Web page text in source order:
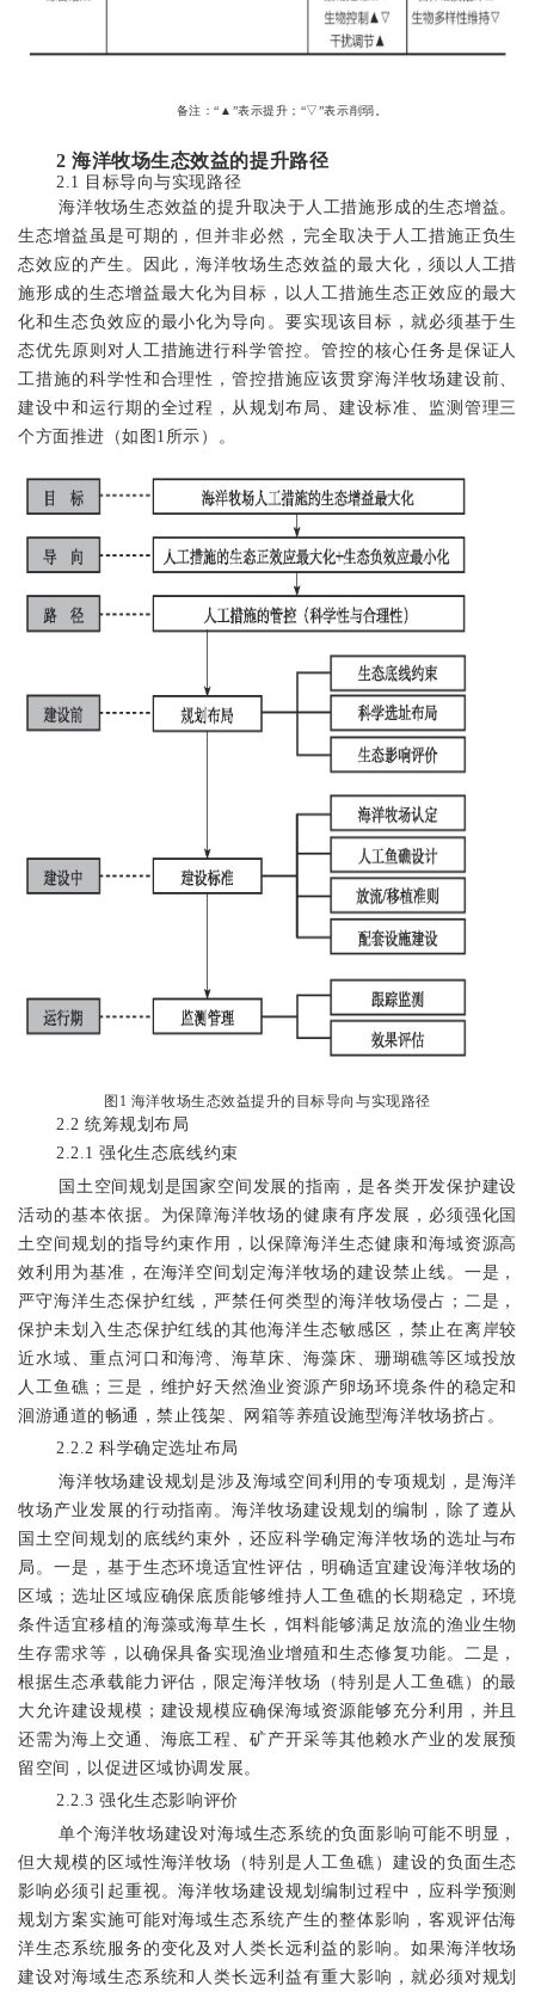
备注：“▲”表示提升；“▽”表示削弱。
2海洋牧场生态效益的提升路径
2.1 目标导向与实现路径
海洋牧场生态效益的提升取决于人工措施形成的生态增益。
生态增益虽是可期的，但并非必然，完全取决于人工措施正负生
态效应的产生。因此，海洋牧场生态效益的最大化，须以人工措
施形成的生态增益最大化为目标，以人工措施生态正效应的最大
化和生态负效应的最小化为导向。要实现该目标，就必须基于生
态优先原则对人工措施进行科学管控。管控的核心任务是保证人
工措施的科学性和合理性，管控措施应该贯穿海洋牧场建设前、
建设中和运行期的全过程，从规划布局、建设标准、监测管理三
个方面推进（如图 1 所示）。
图 1 海洋牧场生态效益提升的目标导向与实现路径
2.2统筹规划布局
2.2.1强化生态底线约束
国土空间规划是国家空间发展的指南，是各类开发保护建设
活动的基本依据。 为保障海洋牧场的健康有序发展，必须强化国
土空间规划的指导约束作用 ，以保障海洋生态健康和海域资源高
效利用为基准，在海洋空间划定海洋牧场的建设禁止线。一是，
严守海洋生态保护红线，严禁任何类型的海洋牧场侵占；二是，
保护未划入生态保护红线的其他海洋生态敏感区，禁止在离岸较
近水域、重点河口和海湾、海草床、海藻床、珊瑚礁等区域投放
人工鱼礁；三是，维护好天然渔业资源产卵场环境条件的稳定和
洄游通道的畅通，禁止筏架、网箱等养殖设施型海洋牧场挤占。
2.2.2科学确定选址布局
海洋牧场建设规划是涉及海域空间利用的专项规划，是海洋
牧场产业发展的行动指南。海洋牧场建设规划的编制，除了遵从
国土空间规划的底线约束外，还应科学确定海洋牧场的选址与布
局。一是，基于生态环境适宜性评估，明确适宜建设海洋牧场的
区域；选址区域应确保底质能够维持人工鱼礁的长期稳定，环境
条件适宜移植的海藻或海草生长，饵料能够满足放流的渔业生物
生存需求等，以确保具备实现渔业增殖和生态修复功能。二是，
根据生态承载能力评估，限定海洋牧场（特别是人工鱼礁）的最
大允许建设规模；建设规模应确保海域资源能够充分利用，并且
还需为海上交通、海底工程、矿产开采等其他赖水产业的发展预
留空间，以促进区域协调发展。
2.2.3强化生态影响评价
单个海洋牧场建设对海域生态系统的负面影响可能不明显，
但大规模的区域性海洋牧场（特别是人工鱼礁）建设的负面生态
影响必须引起重视。海洋牧场建设规划编制过程中，应科学预测
规划方案实施可能对海域生态系统产生的整体影响，客观评估海
洋生态系统服务的变化及对人类长远利益的影响。如果海洋牧场
建设对海域生态系统和人类长远利益有重大影响 ，就必须对规划